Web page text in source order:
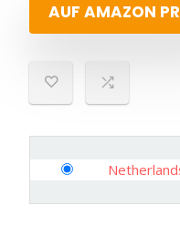
AUF AMAZON